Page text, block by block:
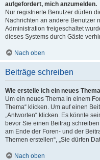
aufgefordert, mich anzumelden.
Nur registrierte Benutzer dürfen
Nachrichten an andere Benutzer
Administration freigeschaltet
dieses Systems durch Gäste
Nach oben
Beiträge schreiben
Wie erstelle ich ein neues
Um ein neues Thema in einem
Thema“ klicken. Um auf einen
„Antworten“ klicken. Es könnte
bevor Sie einen Beitrag
am Ende der Foren- und der
Themen erstellen“, „Sie dürfen
Nach oben